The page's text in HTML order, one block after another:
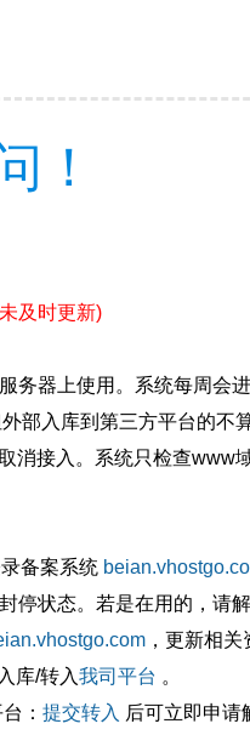
！
及时更新)
务器上使用。系统每周会
部入库到第三方平台的不
消接入。系统只检查www
备案系统
停状态。若是在用的，请解
，更新相
库/转入我司平台 。
： 提交转入 后可立即申请